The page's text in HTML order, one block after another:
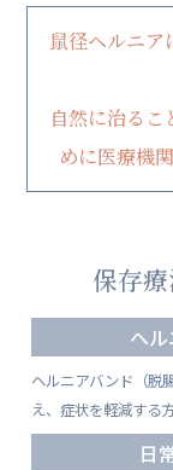
鼠径ヘルニア
自然に治る
めに医療機
保存
ヘ
ヘルニアバンド（脱
え、症状を軽減する方
日